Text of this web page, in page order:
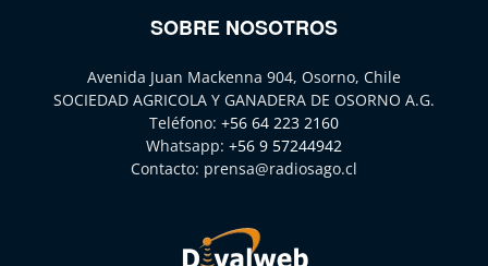
SOBRE NOSOTROS
Avenida Juan Mackenna 904, Osorno, Chile
SOCIEDAD AGRICOLA Y GANADERA DE OSORNO A.G.
Teléfono: +56 64 223 2160
Whatsapp: +56 9 57244942
Contacto: prensa@radiosago.cl